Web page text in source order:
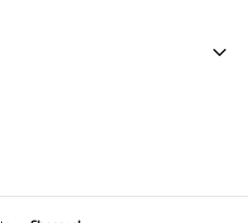
0. Zobacz szczegóły